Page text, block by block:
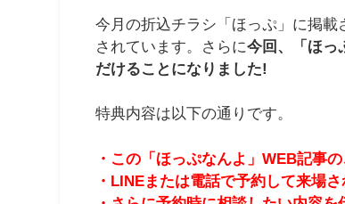
今月の折込チラシ「ほっぷ」に掲
されています。さらに今回、「ほっ
だけることになりました!
特典内容は以下の通りです。
・この「ほっぷなんよ」WEB記事
・LINEまたは電話で予約して来場